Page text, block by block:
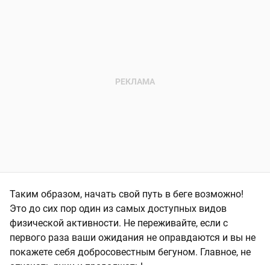
Таким образом, начать свой путь в беге возможно!
Это до сих пор один из самых доступных видов
физической активности. Не переживайте, если с
первого раза ваши ожидания не оправдаются и вы не
покажете себя добросовестным бегуном. Главное, не